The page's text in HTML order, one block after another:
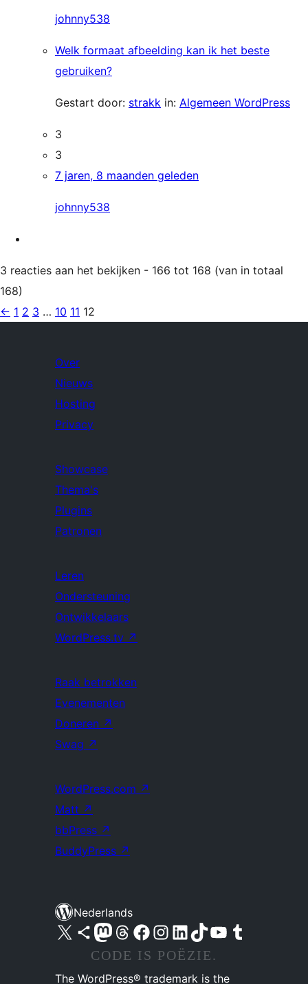
johnny538
Welk formaat afbeelding kan ik het beste
gebruiken?
Gestart door: strakk in: Algemeen WordPress
3
3
7 jaren, 8 maanden geleden
johnny538
3 reacties aan het bekijken - 166 tot 168 (van in totaal
168)
← 1 2 3 … 10 11 12
Over
Nieuws
Hosting
Privacy
Showcase
Thema's
Plugins
Patronen
Leren
Ondersteuning
Ontwikkelaars
WordPress.tv ↗
Raak betrokken
Evenementen
Doneren ↗
Swag ↗
WordPress.com ↗
Matt ↗
bbPress ↗
BuddyPress ↗
Nederlands
Bezoek ons X (voorheen Twitter) account
Bezoek ons Bluesky account
Bezoek ons Mastodon account
Bezoek ons Threads account
Onze Facebook pagina bezoeken
Bezoek ons Instagram account
Bezoek ons LinkedIn account
Bezoek ons TikTok account
Bezoek ons YouTube kanaalBezoek ons Tumblr account
CODE IS POËZIE.
The WordPress® trademark is the